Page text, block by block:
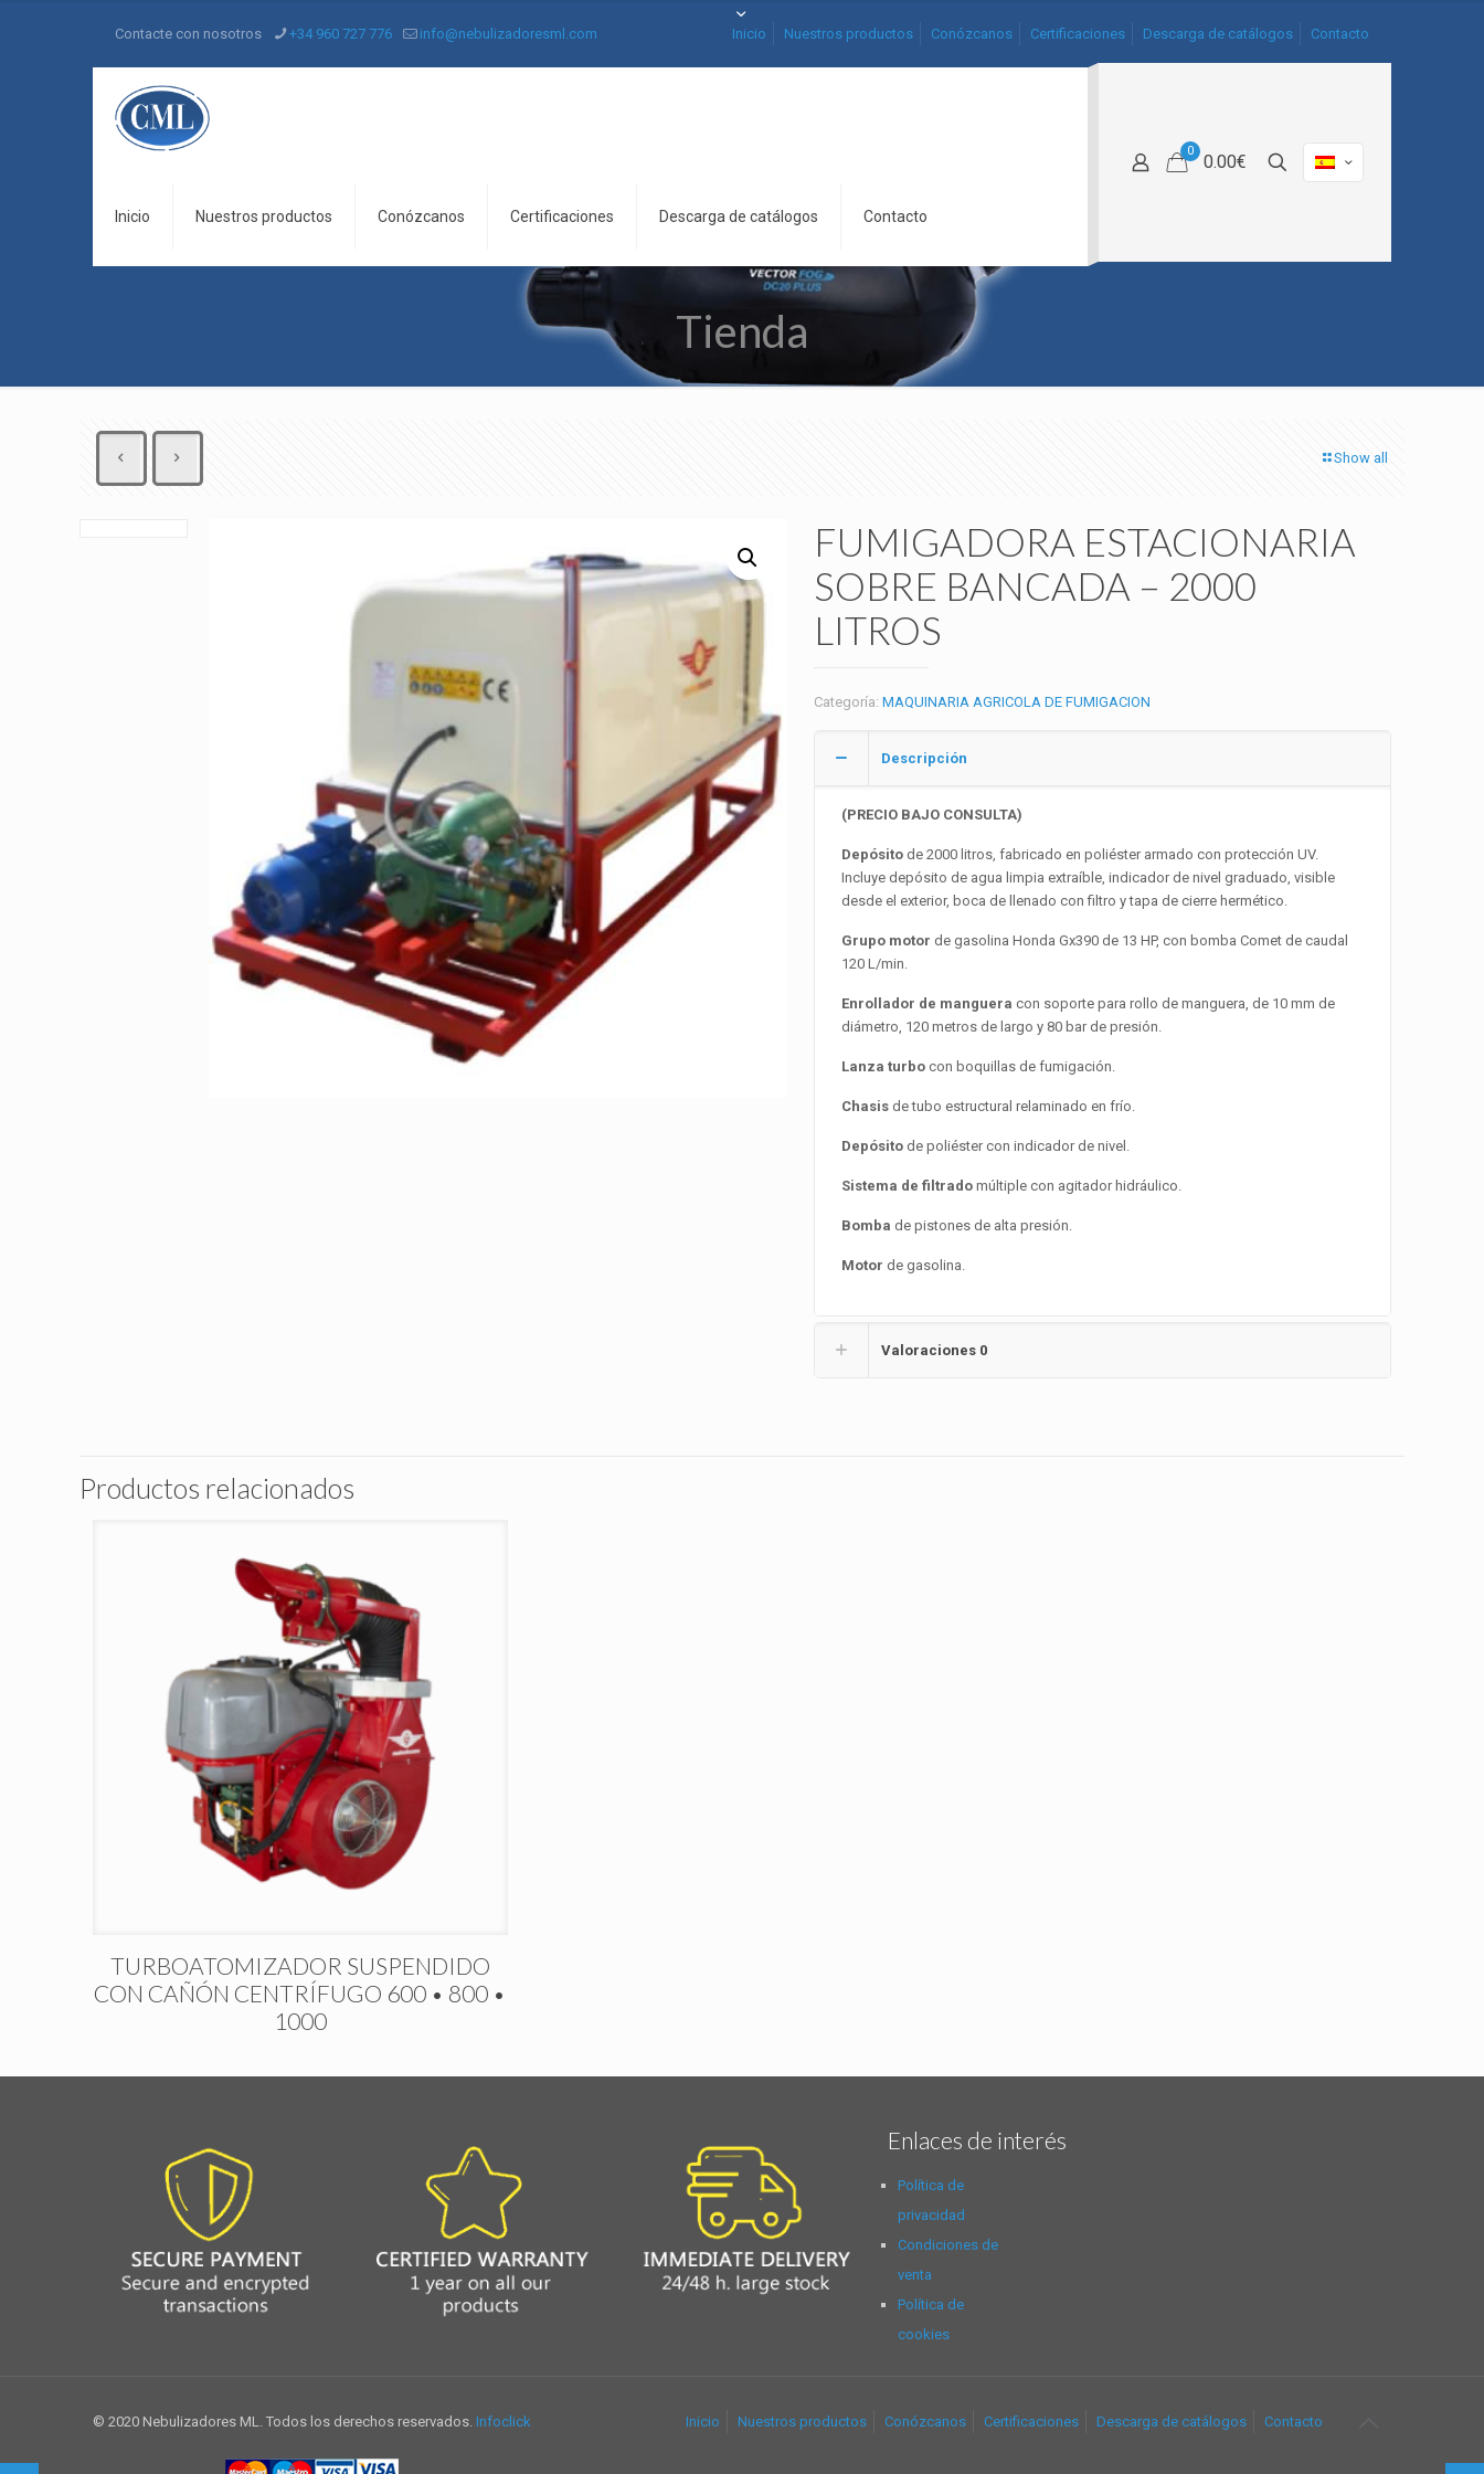
Contacte con nosotros +34 960 727 776 info@nebulizadoresml.com Inicio Nuestros productos Conózcanos Certificaciones Descarga de catálogos Contacto
Inicio Nuestros productos Conózcanos Certificaciones Descarga de catálogos Contacto
0
0.00€
Tienda
Show all
FUMIGADORA ESTACIONARIA
SOBRE BANCADA – 2000
LITROS
Categoría: MAQUINARIA AGRICOLA DE FUMIGACION
Descripción
(PRECIO BAJO CONSULTA)
Depósito de 2000 litros, fabricado en poliéster armado con protección UV.
Incluye depósito de agua limpia extraíble, indicador de nivel graduado, visible
desde el exterior, boca de llenado con filtro y tapa de cierre hermético.
Grupo motor de gasolina Honda Gx390 de 13 HP, con bomba Comet de caudal
120 L/min.
Enrollador de manguera con soporte para rollo de manguera, de 10 mm de
diámetro, 120 metros de largo y 80 bar de presión.
Lanza turbo con boquillas de fumigación.
Chasis de tubo estructural relaminado en frío.
Depósito de poliéster con indicador de nivel.
Sistema de filtrado múltiple con agitador hidráulico.
Bomba de pistones de alta presión.
Motor de gasolina.
Valoraciones 0
Productos relacionados
TURBOATOMIZADOR SUSPENDIDO
CON CAÑÓN CENTRÍFUGO 600 • 800 •
1000
Enlaces de interés
Política de
privacidad
Condiciones de
venta
Política de
cookies
© 2020 Nebulizadores ML. Todos los derechos reservados. Infoclick Inicio Nuestros productos Conózcanos Certificaciones Descarga de catálogos Contacto